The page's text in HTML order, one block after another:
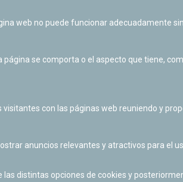
web no puede funcionar adecuadamente
se comporta o el aspecto que tiene,
con las páginas web reuniendo y
anuncios relevantes y atractivos para el
distintas opciones de cookies y